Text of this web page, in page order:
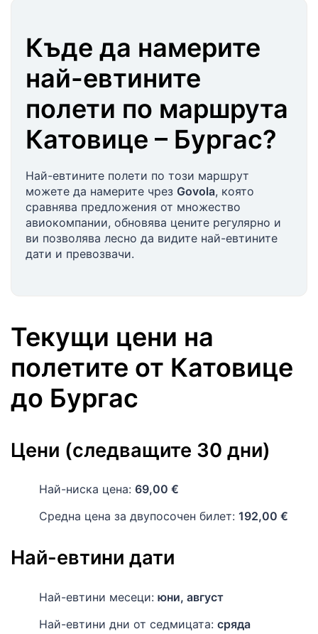
Къде да намерите
най-евтините
полети по маршрута
Катовице – Бургас?
Най-евтините полети по този маршрут
можете да намерите чрез Govola, която
сравнява предложения от множество
авиокомпании, обновява цените регулярно и
ви позволява лесно да видите най-евтините
дати и превозвачи.
Текущи цени на
полетите от Катовице
до Бургас
Цени (следващите 30 дни)
Най-ниска цена: 69,00 €
Средна цена за двупосочен билет: 192,00 €
Най-евтини дати
Най-евтини месеци: юни, август
Най-евтини дни от седмицата: сряда